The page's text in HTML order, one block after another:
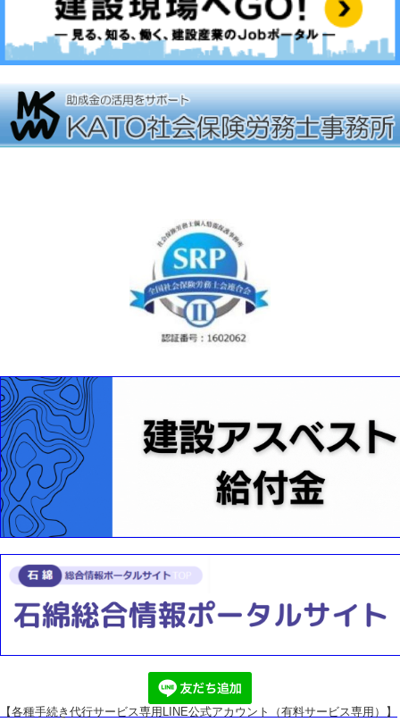
【各種手続き代行サービス専用 LINE公式アカウント（有料サービス専用）】